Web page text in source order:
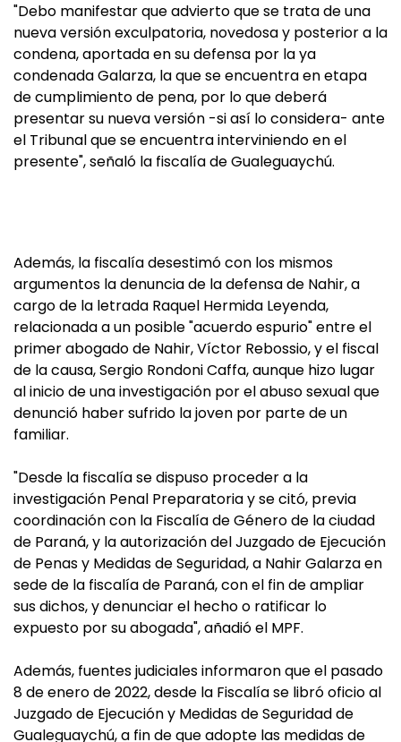
"Debo manifestar que advierto que se trata de una
nueva versión exculpatoria, novedosa y posterior a la
condena, aportada en su defensa por la ya
condenada Galarza, la que se encuentra en etapa
de cumplimiento de pena, por lo que deberá
presentar su nueva versión -si así lo considera- ante
el Tribunal que se encuentra interviniendo en el
presente", señaló la fiscalía de Gualeguaychú.
Además, la fiscalía desestimó con los mismos
argumentos la denuncia de la defensa de Nahir, a
cargo de la letrada Raquel Hermida Leyenda,
relacionada a un posible "acuerdo espurio" entre el
primer abogado de Nahir, Víctor Rebossio, y el fiscal
de la causa, Sergio Rondoni Caffa, aunque hizo lugar
al inicio de una investigación por el abuso sexual que
denunció haber sufrido la joven por parte de un
familiar.
"Desde la fiscalía se dispuso proceder a la
investigación Penal Preparatoria y se citó, previa
coordinación con la Fiscalía de Género de la ciudad
de Paraná, y la autorización del Juzgado de Ejecución
de Penas y Medidas de Seguridad, a Nahir Galarza en
sede de la fiscalía de Paraná, con el fin de ampliar
sus dichos, y denunciar el hecho o ratificar lo
expuesto por su abogada", añadió el MPF.
Además, fuentes judiciales informaron que el pasado
8 de enero de 2022, desde la Fiscalía se libró oficio al
Juzgado de Ejecución y Medidas de Seguridad de
Gualeguaychú, a fin de que adopte las medidas de